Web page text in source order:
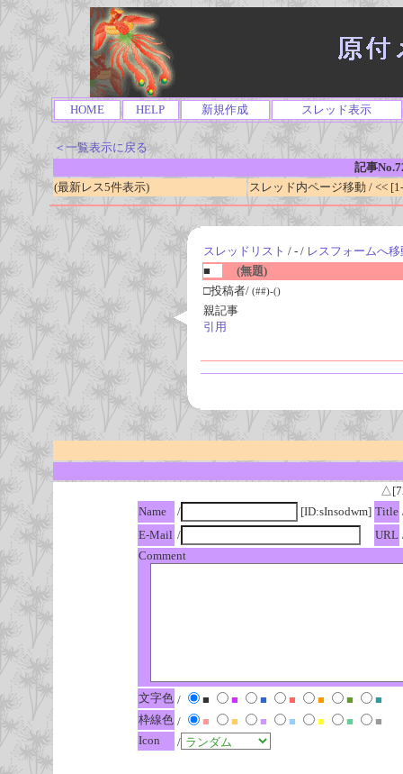
HOME HELP 新規作成 スレッド表示
＜一覧表示に戻る
記事
(最新レス5件表示)
スレッド内ページ移動 / <<
スレッドリスト / - / レスフォームへ移
■
(無題)
□投稿者/ (##)-()
親記事
引用
Name
/ [ID:sInsodwm] Title
E-Mail / URL
Comment
文字色 / ■ ■ ■ ■ ■ ■
■
枠線色 / ■ ■ ■ ■ ■ ■
■
Icon
/